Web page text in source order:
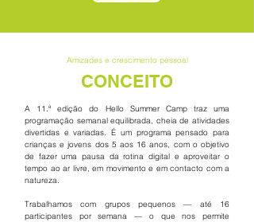
Amizades e crescimento pessoal
CONCEITO
A 11.ª edição do Hello Summer Camp traz uma
programação semanal equilibrada, cheia de atividades
divertidas e variadas. É um programa pensado para
crianças e jovens dos 5 aos 16 anos, com o objetivo
de fazer uma pausa da rotina digital e aproveitar o
tempo ao ar livre, em movimento e em contacto com a
natureza.
Trabalhamos com grupos pequenos — até 16
participantes por semana — o que nos permite